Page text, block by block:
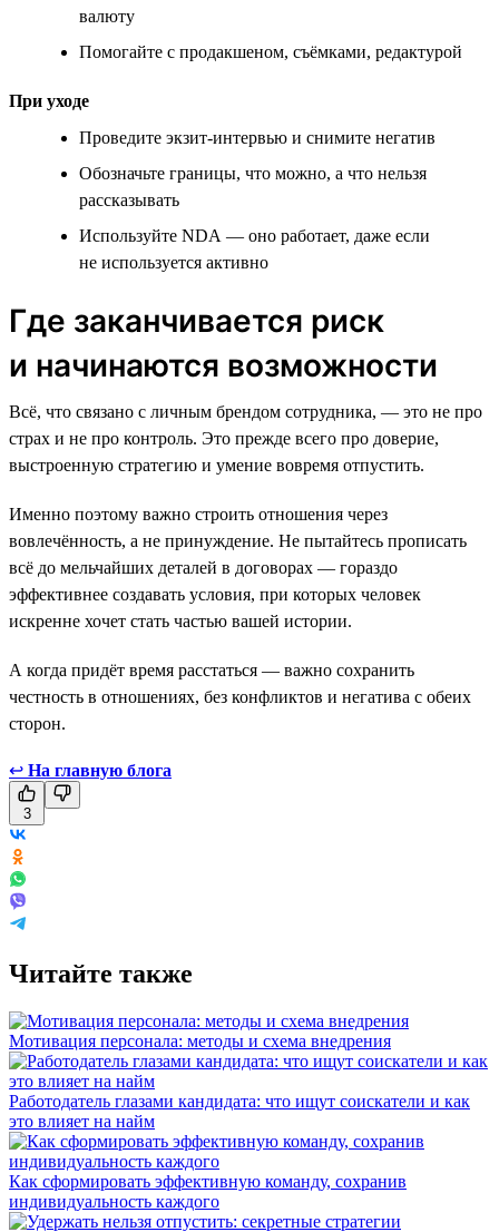
валюту
Помогайте с продакшеном, съёмками, редактурой
При уходе
Проведите экзит-интервью и снимите негатив
Обозначьте границы, что можно, а что нельзя
рассказывать
Используйте NDA — оно работает, даже если
не используется активно
Где заканчивается риск
и начинаются возможности
Всё, что связано с личным брендом сотрудника, — это не про
страх и не про контроль. Это прежде всего про доверие,
выстроенную стратегию и умение вовремя отпустить.
Именно поэтому важно строить отношения через
вовлечённость, а не принуждение. Не пытайтесь прописать
всё до мельчайших деталей в договорах — гораздо
эффективнее создавать условия, при которых человек
искренне хочет стать частью вашей истории.
А когда придёт время расстаться — важно сохранить
честность в отношениях, без конфликтов и негатива с обеих
сторон.
↩ На главную блога
3
Читайте также
Мотивация персонала: методы и схема внедрения
Работодатель глазами кандидата: что ищут соискатели и как
это влияет на найм
Как сформировать эффективную команду, сохранив
индивидуальность каждого